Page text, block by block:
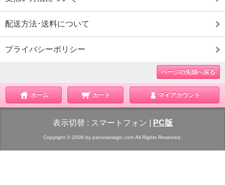
配送方法･送料について
プライバシーポリシー
ページの先頭へ戻る
ホーム カート マイアカウント
表示切替 : スマートフォン PC版
Copyright © 2008 by panoramagic.com All Rights Reserved.